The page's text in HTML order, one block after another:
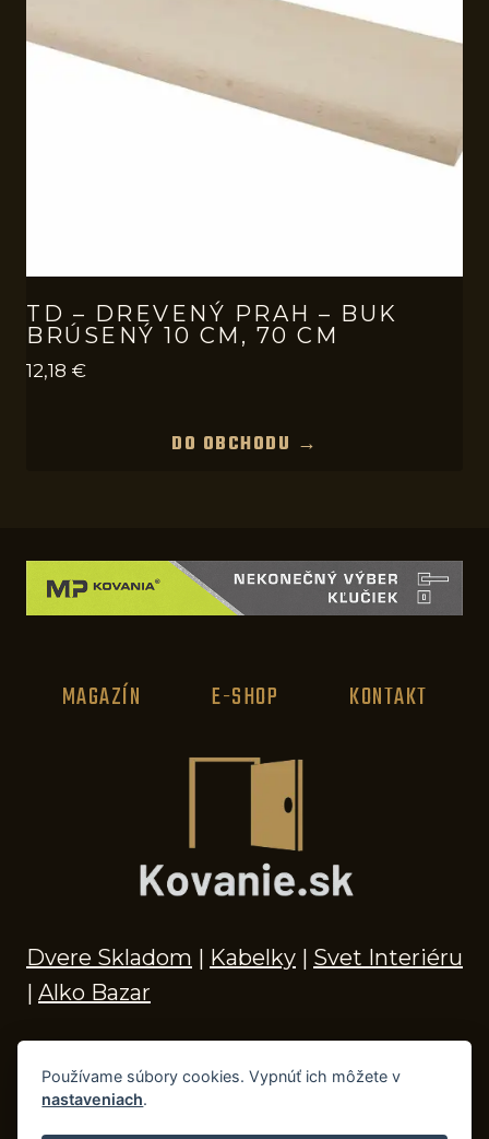
TD – DREVENÝ PRAH – BUK
BRÚSENÝ 10 CM, 70 CM
12,18 €
DO OBCHODU →
MAGAZÍN E-SHOP KONTAKT
Dvere Skladom | Kabelky | Svet Interiéru
| Alko Bazar
© 2026 Kľučky na dvere, madlá, kovania,
Používame súbory cookies. Vypnúť ich môžete v
nastaveniach.